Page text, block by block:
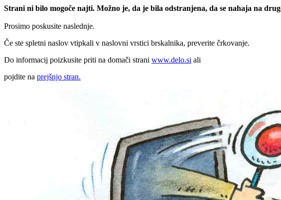
Strani ni bilo mogoče najti. Možno je, da je bila odstranjena, da se nahaja na
Prosimo poskusite naslednje.
Če ste spletni naslov vtipkali v naslovni vrstici brskalnika, preverite črkovanje.
Do informacij poizkusite priti na domači strani www.delo.si ali
pojdite na prejšnjo stran.